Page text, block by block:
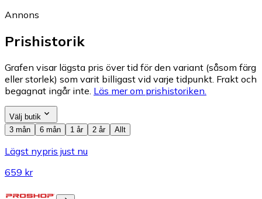
Annons
Prishistorik
Grafen visar lägsta pris över tid för den variant (såsom färg
eller storlek) som varit billigast vid varje tidpunkt. Frakt och
begagnat ingår inte. Läs mer om prishistoriken.
Välj butik
3 mån
6 mån 1 år 2 år Allt
Lägst nypris just nu
659 kr